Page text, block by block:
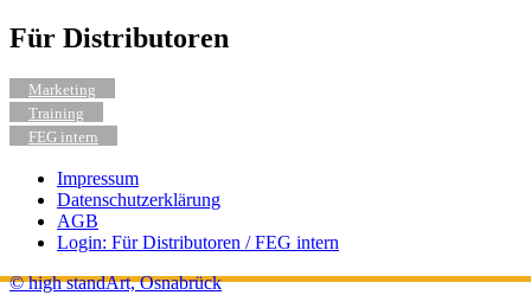
Für Distributoren
Marketing
Training
FEG intern
Impressum
Datenschutzerklärung
AGB
Login: Für Distributoren / FEG intern
© high standArt, Osnabrück